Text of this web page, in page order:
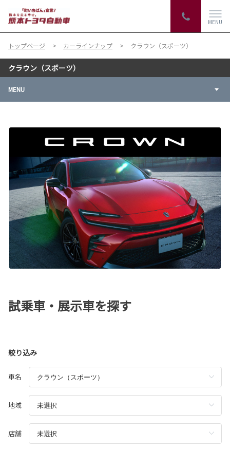
MENU
トップページ カーラインナップ クラウン（スポーツ）
クラウン（スポーツ）
MENU
試乗車・展示車を探す
絞り込み
車名
地域
店舗